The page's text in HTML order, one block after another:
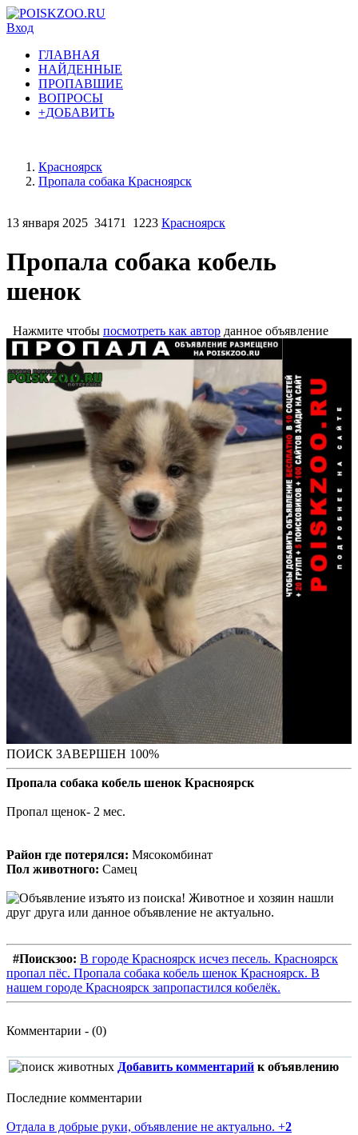
Вход
ГЛАВНАЯ
НАЙДЕННЫЕ
ПРОПАВШИЕ
ВОПРОСЫ
+ДОБАВИТЬ
Красноярск
Пропала собака Красноярск
13 января 2025 34171 1223 Красноярск
Пропала собака кобель
шенок
Нажмите чтобы посмотреть как автор данное объявление
ПОИСК ЗАВЕРШЕН 100%
Пропала собака кобель шенок Красноярск
Пропал щенок- 2 мес.
Район где потерялся: Мясокомбинат
Пол животного: Самец
#Поискзоо: В городе Красноярск исчез песель. Красноярск
пропал пёс. Пропала собака кобель шенок Красноярск. В
нашем городе Красноярск запропастился кобелёк.
Комментарии - (0)
Добавить комментарий к объявлению
Последние комментарии
Отдала в добрые руки, объявление не актуально. +2